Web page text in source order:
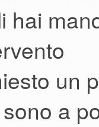
hai
un
a